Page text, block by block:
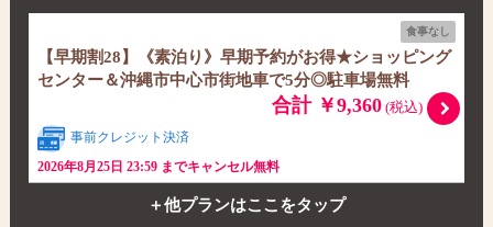
食事なし
【早期割28】《素泊り》早期予約がお得★ショッピング
センター＆沖縄市中心市街地車で5分◎駐車場無料
合計 ￥9,360(税込)
事前クレジット決済
2026年8月25日 23:59 までキャンセル無料
＋他プランはここをタップ